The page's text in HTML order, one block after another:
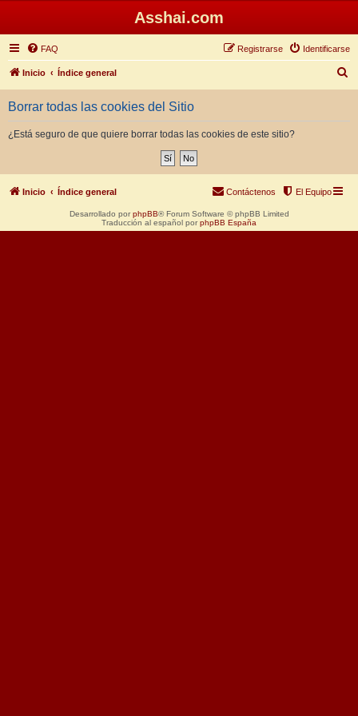
Asshai.com
FAQ Identificarse
Registrarse
Inicio Índice general
u
Borrar todas las cookies del Sitio
¿Está seguro de que quiere borrar todas las cookies de este sitio?
Inicio Índice general El Equipo
Contáctenos
Desarrollado por phpBB® Forum Software © phpBB Limited
Traducción al español por phpBB España